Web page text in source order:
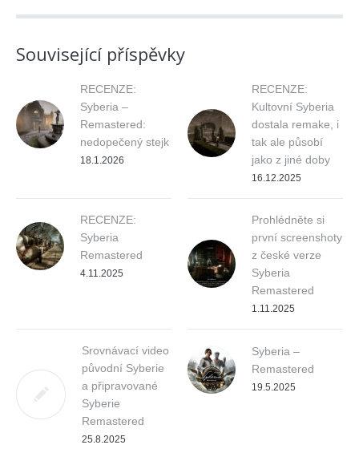
Související příspěvky
RECENZE:
Syberia –
Remastered:
nedopečený stejk
18.1.2026
RECENZE:
Kultovní Syberia
dostala remake, i
tak ale působí
jako z jiné doby
16.12.2025
RECENZE:
Syberia
Remastered
4.11.2025
Prohlédněte si
první screenshoty
z české verze
Syberia
Remastered
1.11.2025
Srovnávací video
původní Syberie
a připravované
Syberie
Remastered
25.8.2025
Syberia –
Remastered
19.5.2025